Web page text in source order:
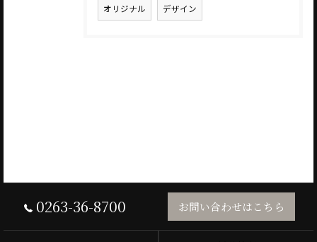
オリジナル デザイン
0263-36-8700 お問い合わせはこちら